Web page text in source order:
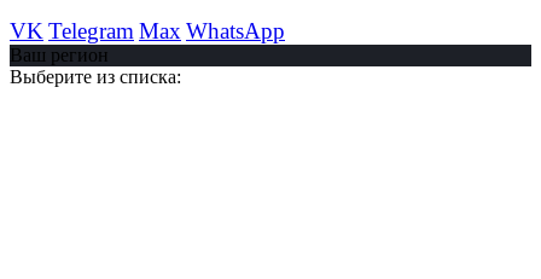
VK Telegram Max WhatsApp
Ваш регион
Выберите из списка: